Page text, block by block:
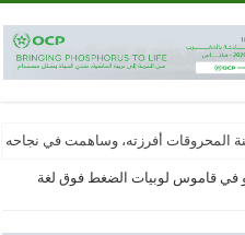
المحروقات أفرزته، وساهمت في
في قاموس لوبيات الضغط فوق لغة